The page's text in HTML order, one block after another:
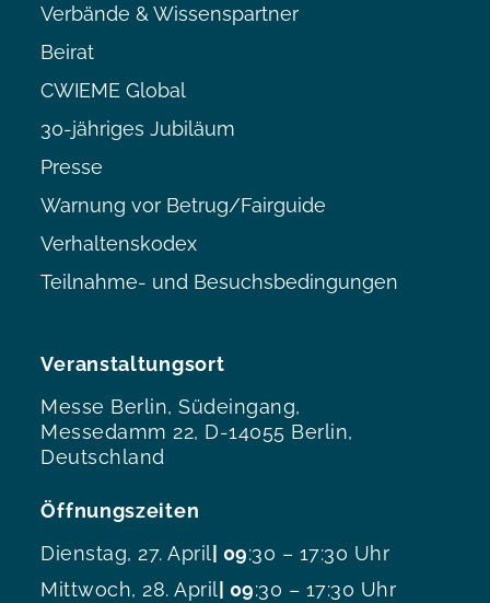
Veranstaltungsort
Messe Berlin, Südeingang,
Messedamm 22, D-14055 Berlin,
Deutschland
Öffnungszeiten
Dienstag, 27. April| 09:30 – 17:30 Uhr
Mittwoch, 28. April| 09:30 – 17:30 Uhr
Verbände & Wissenspartner
Beirat
CWIEME Global
30-jähriges Jubiläum
Presse
Warnung vor Betrug/Fairguide
Verhaltenskodex
Teilnahme- und Besuchsbedingungen